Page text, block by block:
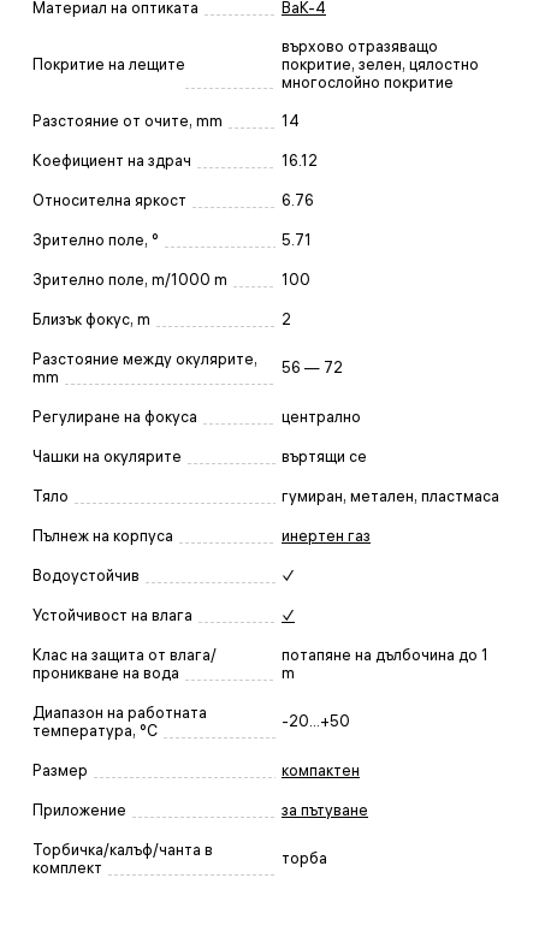
Материал на оптиката BaK-4
Покритие на лещите
върхово отразяващо
покритие, зелен, цялостно
многослойно покритие
Разстояние от очите, mm 14
Коефициент на здрач 16.12
Относителна яркост 6.76
Зрително поле, ° 5.71
Зрително поле, m/1000 m 100
Близък фокус, m 2
Разстояние между окулярите,
mm
56 — 72
Регулиране на фокуса централно
Чашки на окулярите въртящи се
Тяло гумиран, метален, пластмаса
Пълнеж на корпуса инертен газ
Водоустойчив ✓
Устойчивост на влага ✓
Клас на защита от влага/
проникване на вода
потапяне на дълбочина до 1
m
Диапазон на работната
температура, °C
-20...+50
Размер компактен
Приложение за пътуване
Торбичка/калъф/чанта в
комплект
торба